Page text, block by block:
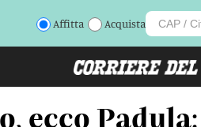
Affitta Acquista
ecco